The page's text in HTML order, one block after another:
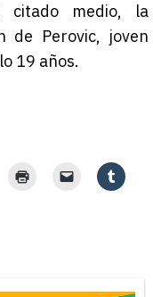
citado medio, la
de Perovic, joven
19 años.